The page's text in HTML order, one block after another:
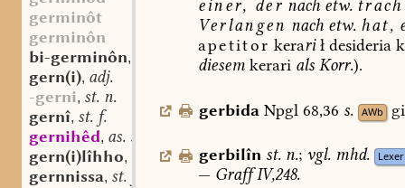
germinôt
germinôn
bi-germinôn,
gern(i), adj.
-gerni, st. n.
gernî, st. f.
gernihêd, as. st. f.
gern(i)lîhho,
gernnissa, st. f.
einer, der nach etw.
Verlangen nach etw. hat,
apetitor kerarił desideria
diesemkerari alsKorr.).
gerbida Npgl 68,36 s. AWb
gerbilîn st. n.; vgl. mhd. Lexer
— GraffIV,248.